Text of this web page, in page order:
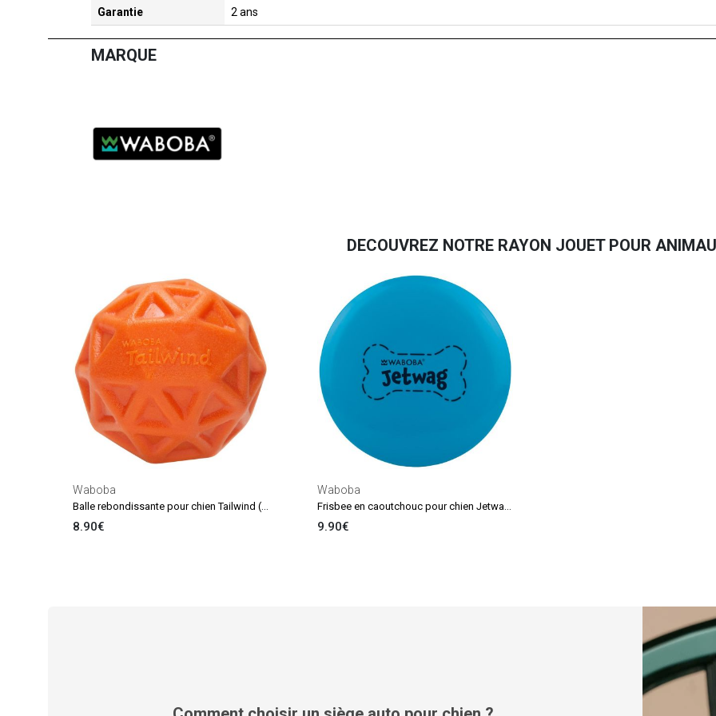
Garantie 2 ans
MARQUE
DECOUVREZ NOTRE RAYON JOUET POUR
Waboba
Balle rebondissante pour chien Tailwind (6,5 cm)
8.90€
Waboba
9.90€